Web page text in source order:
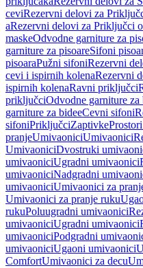
ceviRezervni delovi za
aRezervni delovi za Priključci
maskeOdvodne garniture za
garniture za pisoareSifoni
pisoaraPužni sifoniRezervni
cevi i ispirnih kolenaRezervni
ispirnih kolenaRavni priključci
priključciOdvodne garniture za
garniture za bideeCevni sifoni
sifoniPriključciZaptivke
pranjeUmivaoniciUmivaonici
UmivaoniciDvostruki
umivaoniciUgradni umivaonici
umivaoniciNadgradni
umivaoniciUmivaonici za
Umivaonici za pranje ruku
rukuPoluugradni umivaonici
umivaoniciUgradni umivaonici
umivaoniciPodgradni
umivaoniciUgaoni umivaonici
ComfortUmivaonici za decu